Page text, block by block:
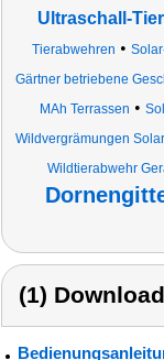
Ultraschall-
Tierabwehren •
Gärtner betriebene
MAh Terrassen •
Wildvergrämungen
Wildtierabwehr
(1)